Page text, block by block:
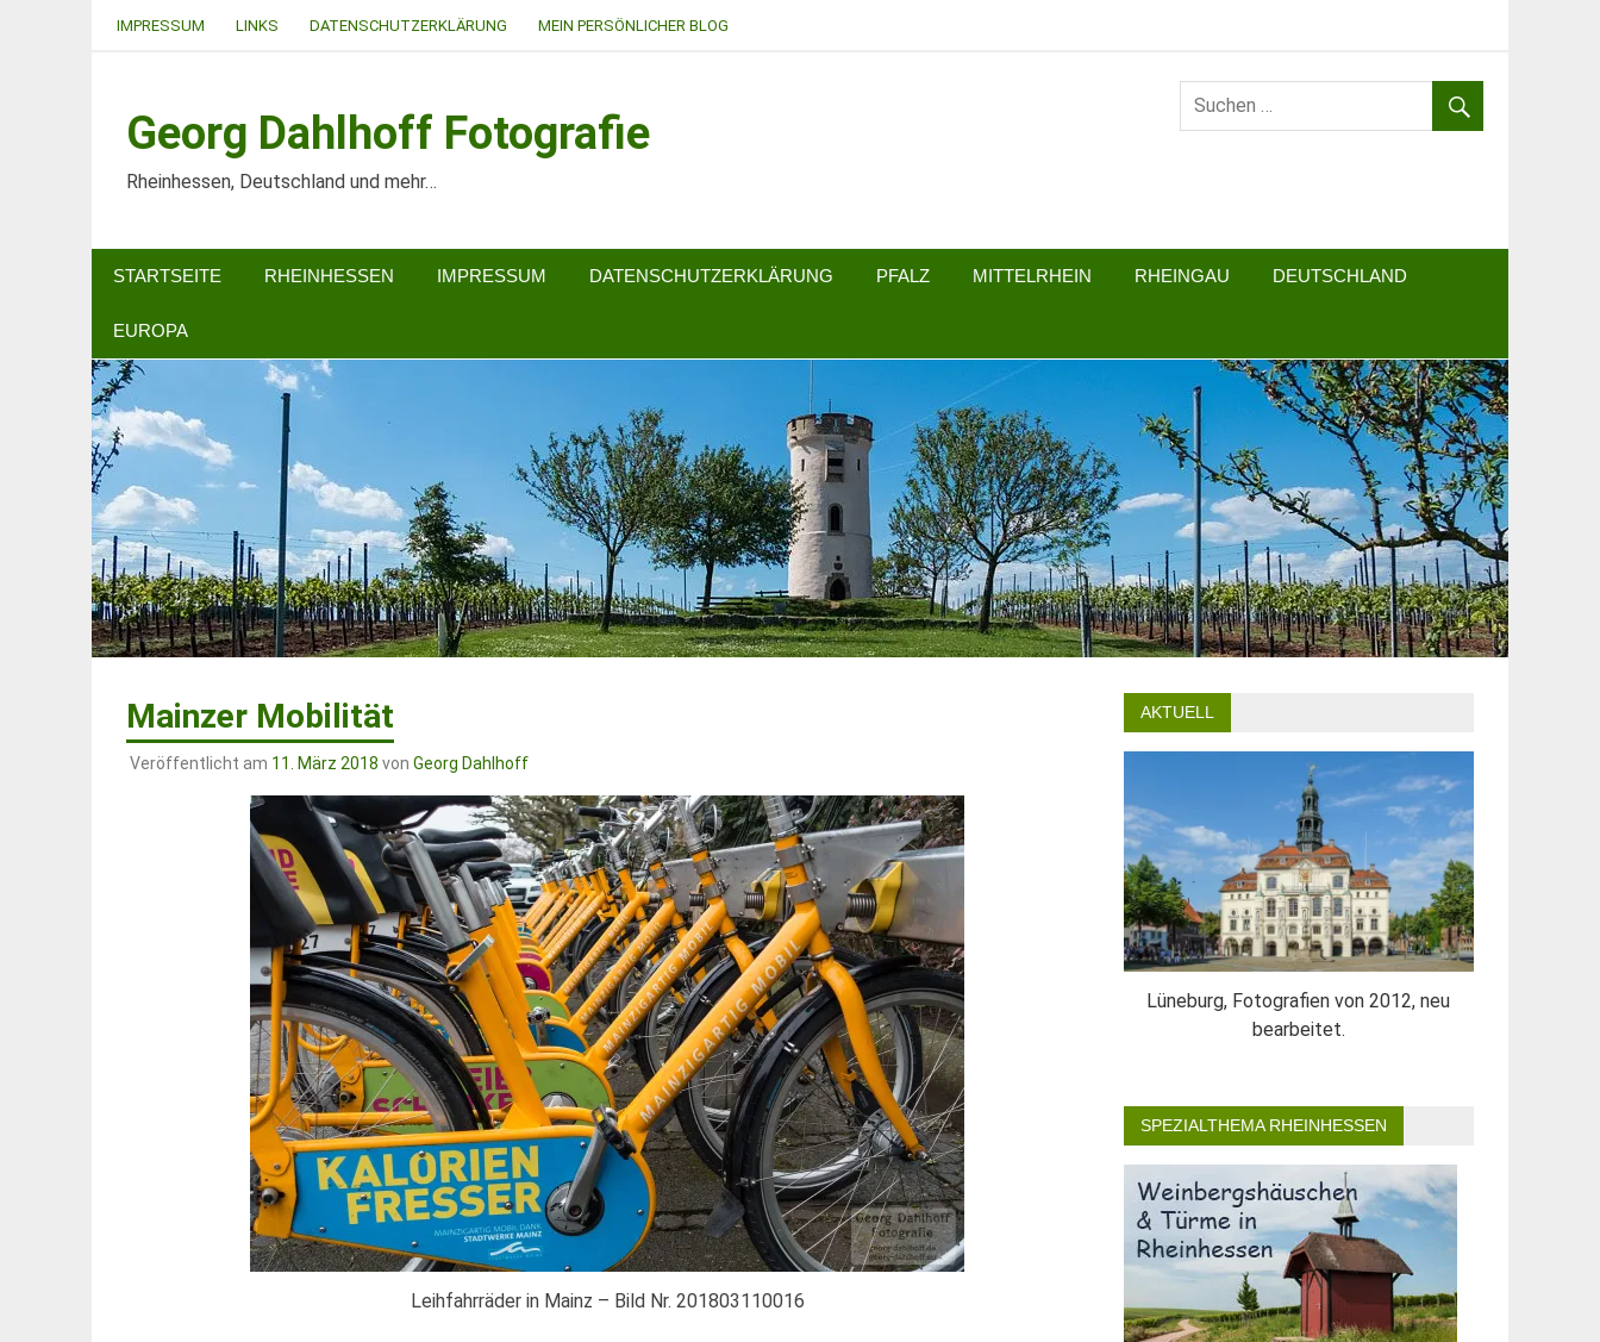
IMPRESSUM LINKS DATENSCHUTZERKLÄRUNG MEIN PERSÖNLICHER BLOG
Georg Dahlhoff Fotografie
Rheinhessen, Deutschland und mehr…
STARTSEITE RHEINHESSEN IMPRESSUM DATENSCHUTZERKLÄRUNG PFALZ MITTELRHEIN RHEINGAU DEUTSCHLAND
EUROPA
Mainzer Mobilität
Veröffentlicht am 11. März 2018 von Georg Dahlhoff
Leihfahrräder in Mainz – Bild Nr. 201803110016
AKTUELL
Lüneburg, Fotografien von 2012, neu
bearbeitet.
SPEZIALTHEMA RHEINHESSEN